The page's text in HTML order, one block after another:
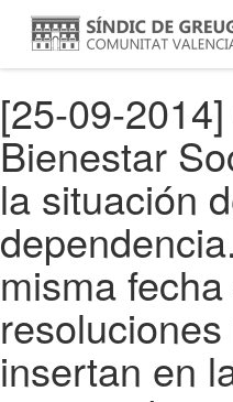
[25-09-
Bienestar
la situación
misma
insertan en